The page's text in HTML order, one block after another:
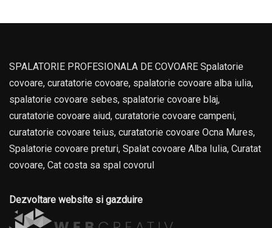
SPALATORIE PROFESIONALA DE COVOARE Spalatorie
covoare, curatatorie covoare, spalatorie covoare alba iulia,
spalatorie covoare sebes, spalatorie covoare blaj,
curatatorie covoare aiud, curatatorie covoare campeni,
curatatorie covoare teius, curatatorie covoare Ocna Mures,
Spalatorie covoare preturi, Spalat covoare Alba Iulia, Curatat
covoare, Cat costa sa spal covorul
Dezvoltare website si gazduire